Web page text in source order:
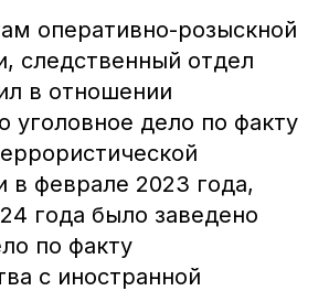
оперативно-розыскной
следственный отдел
в отношении
уголовное дело по факту
в феврале 2023 года,
года было заведено
по факту
с иностранной